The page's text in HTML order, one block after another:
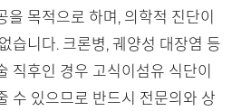
을 목적으로 하며, 의학적 진단이
습니다. 크론병, 궤양성 대장염 등
직후인 경우 고식이섬유 식단이
수 있으므로 반드시 전문의와 상